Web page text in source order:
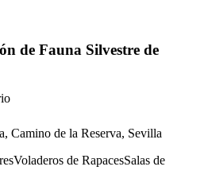
de Fauna Silvestre de
Camino de la Reserva, Sevilla
Voladeros de RapacesSalas de